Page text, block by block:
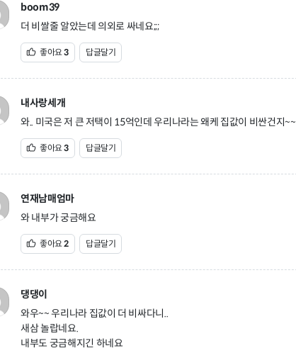
boom39
더 비쌀줄 알았는데 의외로 싸네요;;;
좋아요3 답글달기
내사랑세개
와.. 미국은 저 큰 저택이 15억인데 우리나라는 왜케 집값이 비싼건지~~
좋아요3 답글달기
연재남매엄마
와 내부가 궁금해요
좋아요2 답글달기
댕댕이
와우~~ 우리나라 집값이 더 비싸다니..
새삼 놀랍네요.
내부도 궁금해지긴 하네요